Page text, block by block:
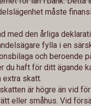
måste
med den årliga
fylla i en
och beroende
du haft för ditt ägande
extra skatt.
är högre än vid
eller småhus. Vid